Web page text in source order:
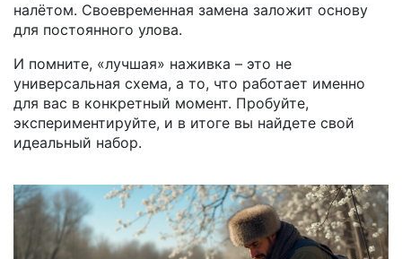
налётом. Своевременная замена заложит основу
для постоянного улова.
И помните, «лучшая» наживка – это не
универсальная схема, а то, что работает именно
для вас в конкретный момент. Пробуйте,
экспериментируйте, и в итоге вы найдете свой
идеальный набор.